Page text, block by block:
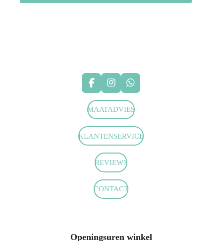
F
a
c
e
o
I
n
t
r
m
W
h
a
t
p
MAATADVIES
KLANTENSERVICE
REVIEWS
CONTACT
Openingsuren winkel